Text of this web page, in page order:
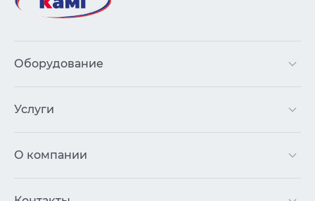
Оборудование
Услуги
О компании